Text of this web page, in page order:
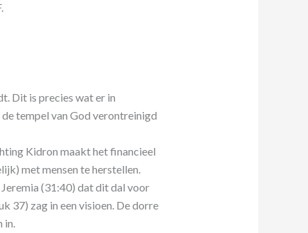
Dit is precies wat er in
tempel van God verontreinigd
Kidron maakt het financieel
met mensen te herstellen.
(31:40) dat dit dal voor
37) zag in een visioen. De dorre